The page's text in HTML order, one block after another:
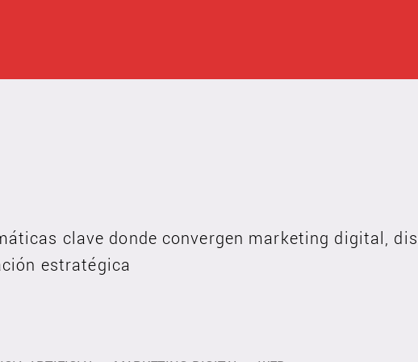
clave donde convergen marketing digital,
estratégica